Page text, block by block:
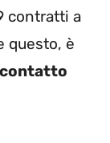
contratti a
questo, è